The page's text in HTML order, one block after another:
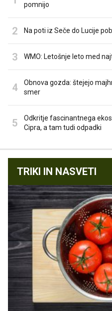
pomnijo
Na poti iz Seče do Lucije
WMO: Letošnje leto med
Obnova gozda: štejejo
smer
Odkritje fascinantnega
Cipra, a tam tudi odpadki
TRIKI IN NASVETI